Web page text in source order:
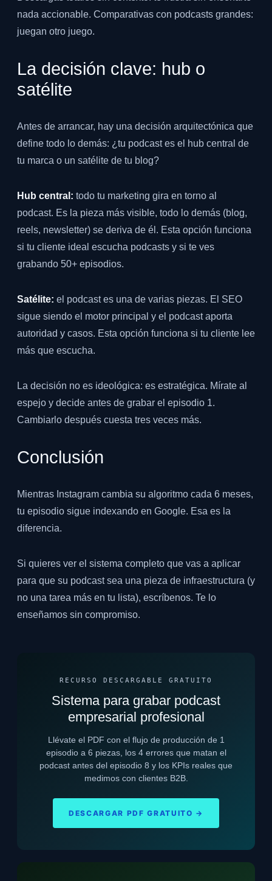
nada accionable. Comparativas con podcasts grandes:
juegan otro juego.
La decisión clave: hub o
satélite
Antes de arrancar, hay una decisión arquitectónica que
define todo lo demás: ¿tu podcast es el hub central de
tu marca o un satélite de tu blog?
Hub central: todo tu marketing gira en torno al
podcast. Es la pieza más visible, todo lo demás (blog,
reels, newsletter) se deriva de él. Esta opción funciona
si tu cliente ideal escucha podcasts y si te ves
grabando 50+ episodios.
Satélite: el podcast es una de varias piezas. El SEO
sigue siendo el motor principal y el podcast aporta
autoridad y casos. Esta opción funciona si tu cliente lee
más que escucha.
La decisión no es ideológica: es estratégica. Mírate al
espejo y decide antes de grabar el episodio 1.
Cambiarlo después cuesta tres veces más.
Conclusión
Mientras Instagram cambia su algoritmo cada 6 meses,
tu episodio sigue indexando en Google. Esa es la
diferencia.
Si quieres ver el sistema completo que vas a aplicar
para que su podcast sea una pieza de infraestructura (y
no una tarea más en tu lista), escríbenos. Te lo
enseñamos sin compromiso.
RECURSO DESCARGABLE GRATUITO
Sistema para grabar podcast
empresarial profesional
Llévate el PDF con el flujo de producción de 1
episodio a 6 piezas, los 4 errores que matan el
podcast antes del episodio 8 y los KPIs reales que
medimos con clientes B2B.
DESCARGAR PDF GRATUITO →